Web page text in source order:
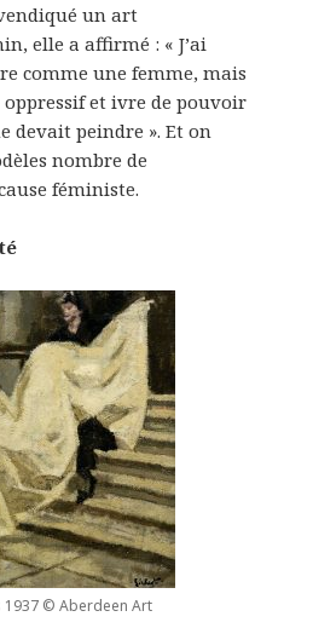
un art
elle a affirmé : « J’ai
comme une femme, mais
et ivre de pouvoir
devait peindre ». Et on
nombre de
féministe.
1937 © Aberdeen Art